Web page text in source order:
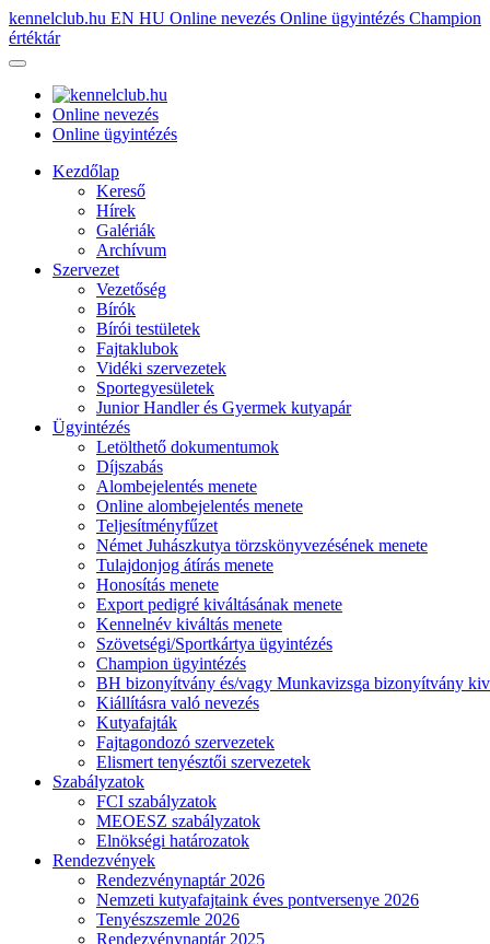
kennelclub.hu EN HU Online nevezés Online ügyintézés Champion
értéktár
Online nevezés
Online ügyintézés
Kezdőlap
Kereső
Hírek
Galériák
Archívum
Szervezet
Vezetőség
Bírók
Bírói testületek
Fajtaklubok
Vidéki szervezetek
Sportegyesületek
Junior Handler és Gyermek kutyapár
Ügyintézés
Letölthető dokumentumok
Díjszabás
Alombejelentés menete
Online alombejelentés menete
Teljesítményfűzet
Német Juhászkutya törzskönyvezésének menete
Tulajdonjog átírás menete
Honosítás menete
Export pedigré kiváltásának menete
Kennelnév kiváltás menete
Szövetségi/Sportkártya ügyintézés
Champion ügyintézés
BH bizonyítvány és/vagy Munkavizsga bizonyítvány
Kiállításra való nevezés
Kutyafajták
Fajtagondozó szervezetek
Elismert tenyésztői szervezetek
Szabályzatok
FCI szabályzatok
MEOESZ szabályzatok
Elnökségi határozatok
Rendezvények
Rendezvénynaptár 2026
Nemzeti kutyafajtaink éves pontversenye 2026
Tenyészszemle 2026
Rendezvénynaptár 2025